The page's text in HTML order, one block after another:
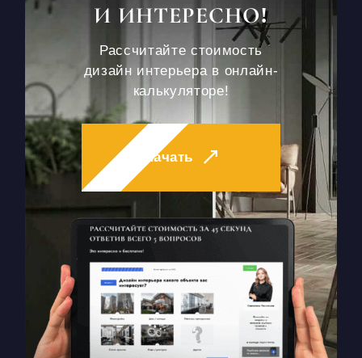
И ИНТЕРЕСНО!
Рассчитайте стоимость
дизайн интерьера в онлайн-
калькуляторе!
Начать